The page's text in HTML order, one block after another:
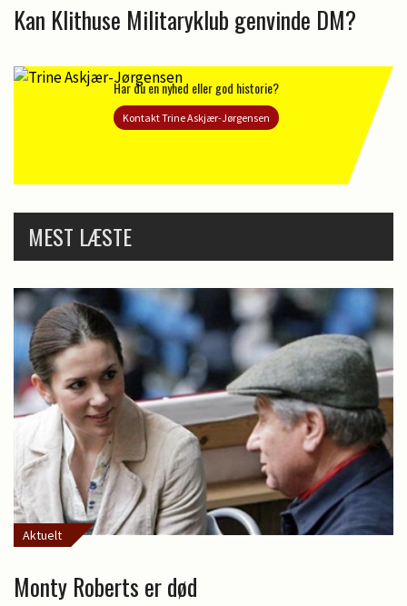
Kan Klithuse Militaryklub genvinde DM?
Har du en nyhed eller god historie?
Kontakt Trine Askjær-Jørgensen
MEST LÆSTE
Aktuelt
Monty Roberts er død